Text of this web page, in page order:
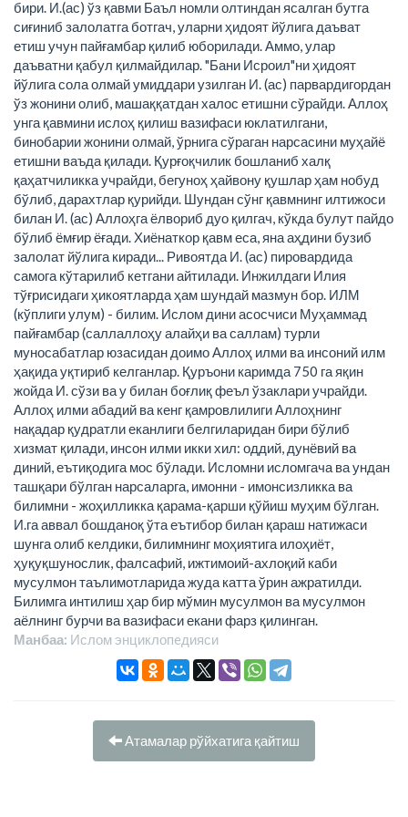
бири. И.(ас) ўз қавми Баъл номли олтиндан ясалган бутга
сиғиниб залолатга ботгач, уларни ҳидоят йўлига даъват
етиш учун пайғамбар қилиб юборилади. Аммо, улар
даъватни қабул қилмайдилар. "Бани Исроил"ни ҳидоят
йўлига сола олмай умиддари узилган И. (ас) парвардигордан
ўз жонини олиб, машаққатдан халос етишни сўрайди. Аллоҳ
унга қавмини ислоҳ қилиш вазифаси юклатилгани,
бинобарии жонини олмай, ўрнига сўраган нарсасини муҳайё
етишни ваъда қилади. Қурғоқчилик бошланиб халқ
қаҳатчиликка учрайди, бегуноҳ ҳайвону қушлар ҳам нобуд
бўлиб, дарахтлар қурийди. Шундан сўнг қавмнинг илтижоси
билан И. (ас) Аллоҳга ёлвориб дуо қилгач, кўкда булут пайдо
бўлиб ёмғир ёғади. Хиёнаткор қавм еса, яна аҳдини бузиб
залолат йўлига киради... Ривоятда И. (ас) пировардида
самога кўтарилиб кетгани айтилади. Инжилдаги Илия
тўғрисидаги ҳикоятларда ҳам шундай мазмун бор. ИЛМ
(кўплиги улум) - билим. Ислом дини асосчиси Муҳаммад
пайғамбар (саллаллоҳу алайҳи ва саллам) турли
муносабатлар юзасидан доимо Аллоҳ илми ва инсоний илм
ҳақида уқтириб келганлар. Қуръони каримда 750 га яқин
жойда И. сўзи ва у билан боғлиқ феъл ўзаклари учрайди.
Аллоҳ илми абадий ва кенг қамровлилиги Аллоҳнинг
нақадар қудратли еканлиги белгиларидан бири бўлиб
хизмат қилади, инсон илми икки хил: оддий, дунёвий ва
диний, еътиқодига мос бўлади. Исломни исломгача ва ундан
ташқари бўлган нарсаларга, имонни - имонсизликка ва
билимни - жоҳилликка қарама-қарши қўйиш муҳим бўлган.
И.га аввал бошданоқ ўта еътибор билан қараш натижаси
шунга олиб келдики, билимнинг моҳиятига илоҳиёт,
ҳуқуқшунослик, фалсафий, ижтимоий-ахлоқий каби
мусулмон таълимотларида жуда катта ўрин ажратилди.
Билимга интилиш ҳар бир мўмин мусулмон ва мусулмон
аёлнинг бурчи ва вазифаси екани фарз қилинган.
Манбаа: Ислом энциклопeдияси
Атамалар рўйхатига қайтиш